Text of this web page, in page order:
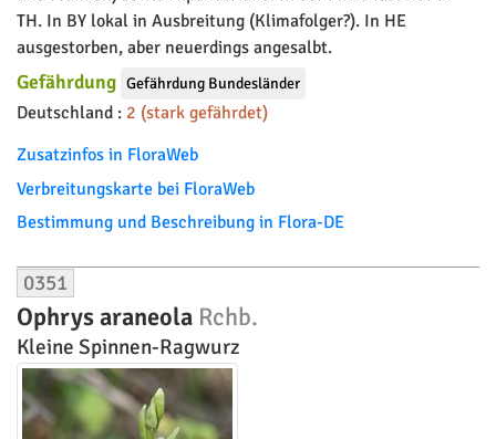
TH. In BY lokal in Ausbreitung (Klimafolger?). In HE
ausgestorben, aber neuerdings angesalbt.
Gefährdung Gefährdung Bundesländer
Deutschland : 2 (stark gefährdet)
Zusatzinfos in FloraWeb
Verbreitungskarte bei FloraWeb
Bestimmung und Beschreibung in Flora-DE
0351
Ophrys araneola Rchb.
Kleine Spinnen-Ragwurz